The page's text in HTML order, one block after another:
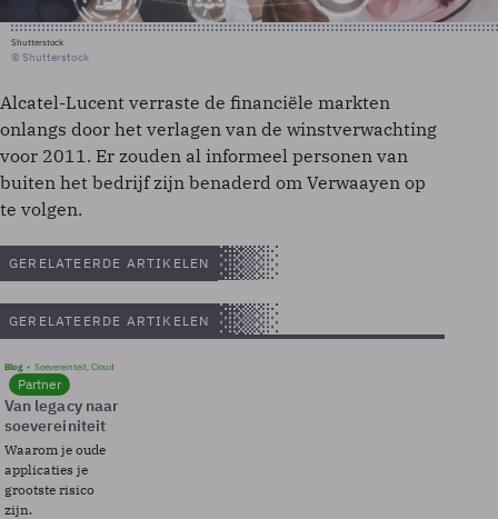
Shutterstock
© Shutterstock
Alcatel-Lucent verraste de financiële markten
onlangs door het verlagen van de winstverwachting
voor 2011. Er zouden al informeel personen van
buiten het bedrijf zijn benaderd om Verwaayen op
te volgen.
GERELATEERDE ARTIKELEN
GERELATEERDE ARTIKELEN
Blog Soevereinteit, Cloud
Partner
Van legacy naar
soevereiniteit
Waarom je oude
applicaties je
grootste risico
zijn.